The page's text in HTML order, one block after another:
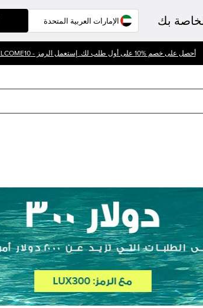
بك
أحصل على خصم %10 على أول طلب لك. إستعمل الرمز - WELCOME10